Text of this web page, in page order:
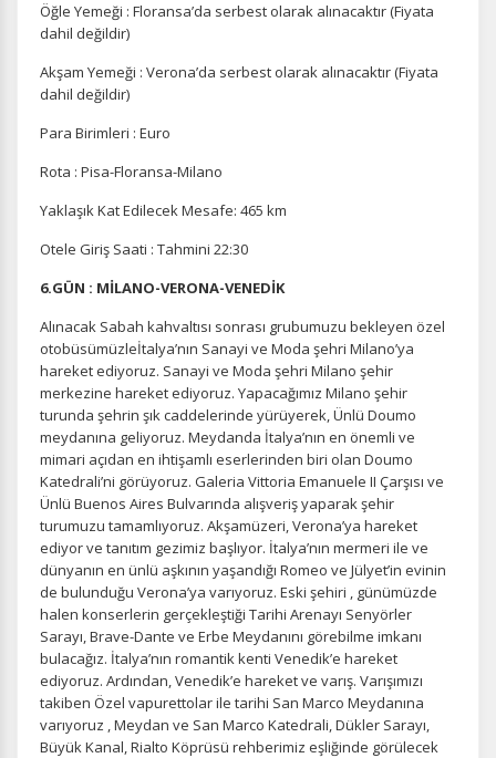
ÇEREZ KULLANIM AYARLARINIZ
Çerez tercihlerinizi
gizlilik koşullarınıinceleyebilirsiniz.
Zorunlu Çerezler HER ZAMAN AKTIF
gereklidir. Bu çerezler olmadan site düzgün çalışmaz ve
devre dışı bırakılamaz.
İstatistik Çerezleri
Ziyaretçilerin siteyi nasıl kullandığını anonim olarak
ölçeriz. Hangi sayfaların popüler olduğunu ve
kullanıcıların nerede zorluk yaşadığını anlamamıza
yardımcı olur.
Pazarlama Çerezleri
Size ve ilgi alanlarınıza uygun reklamlar göstermek için
kullanılır. Kapatırsanız reklamları görmeye devam
edersiniz, ancak daha az alakalı olabilirler.
Öğle Yemeği : Floransa’da serbest olarak alınacaktır (Fiyata
dahil değildir)
Akşam Yemeği : Verona’da serbest olarak alınacaktır (Fiyata
dahil değildir)
Para Birimleri : Euro
Rota : Pisa-Floransa-Milano
Yaklaşık Kat Edilecek Mesafe: 465 km
Otele Giriş Saati : Tahmini 22:30
6.GÜN : MİLANO-VERONA-VENEDİK
Alınacak Sabah kahvaltısı sonrası grubumuzu bekleyen özel
otobüsümüzleİtalya’nın Sanayi ve Moda şehri Milano’ya
hareket ediyoruz. Sanayi ve Moda şehri Milano şehir
merkezine hareket ediyoruz. Yapacağımız Milano şehir
turunda şehrin şık caddelerinde yürüyerek, Ünlü Doumo
meydanına geliyoruz. Meydanda İtalya’nın en önemli ve
mimari açıdan en ihtişamlı eserlerinden biri olan Doumo
Katedrali’ni görüyoruz. Galeria Vittoria Emanuele II Çarşısı ve
Ünlü Buenos Aires Bulvarında alışveriş yaparak şehir
turumuzu tamamlıyoruz. Akşamüzeri, Verona’ya hareket
ediyor ve tanıtım gezimiz başlıyor. İtalya’nın mermeri ile ve
dünyanın en ünlü aşkının yaşandığı Romeo ve Jülyet’in evinin
de bulunduğu Verona’ya varıyoruz. Eski şehiri , günümüzde
halen konserlerin gerçekleştiği Tarihi Arenayı Senyörler
Sarayı, Brave-Dante ve Erbe Meydanını görebilme imkanı
bulacağız. İtalya’nın romantik kenti Venedik’e hareket
ediyoruz. Ardından, Venedik’e hareket ve varış. Varışımızı
takiben Özel vapurettolar ile tarihi San Marco Meydanına
varıyoruz , Meydan ve San Marco Katedrali, Dükler Sarayı,
Büyük Kanal, Rialto Köprüsü rehberimiz eşliğinde görülecek